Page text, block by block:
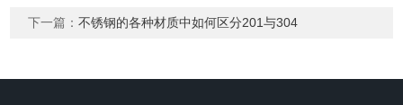
下一篇：不锈钢的各种材质中如何区分201与304